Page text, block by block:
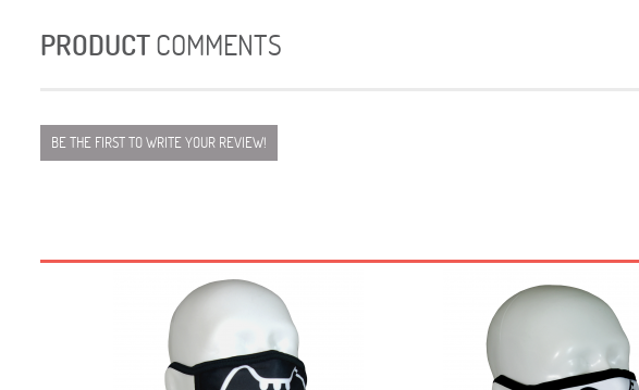
PRODUCTCOMMENTS
BE THE FIRST TO WRITE YOUR REVIEW!